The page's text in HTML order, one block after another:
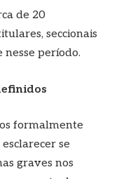
de 20
seccionais
período.
formalmente
se
graves nos